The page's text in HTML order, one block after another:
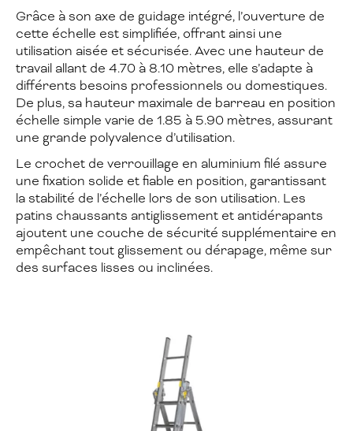
Grâce à son axe de guidage intégré, l’ouverture de
cette échelle est simplifiée, offrant ainsi une
utilisation aisée et sécurisée. Avec une hauteur de
travail allant de 4.70 à 8.10 mètres, elle s’adapte à
différents besoins professionnels ou domestiques.
De plus, sa hauteur maximale de barreau en position
échelle simple varie de 1.85 à 5.90 mètres, assurant
une grande polyvalence d’utilisation.
Le crochet de verrouillage en aluminium filé assure
une fixation solide et fiable en position, garantissant
la stabilité de l’échelle lors de son utilisation. Les
patins chaussants antiglissement et antidérapants
ajoutent une couche de sécurité supplémentaire en
empêchant tout glissement ou dérapage, même sur
des surfaces lisses ou inclinées.